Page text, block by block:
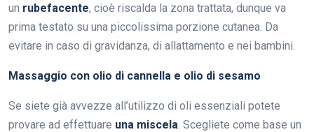
un rubefacente, cioè riscalda la zona trattata, dunque va
prima testato su una piccolissima porzione cutanea. Da
evitare in caso di gravidanza, di allattamento e nei bambini.
Massaggio con olio di cannella e olio di sesamo
Se siete già avvezze all’utilizzo di oli essenziali potete
provare ad effettuare una miscela . Scegliete come base un